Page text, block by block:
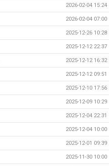
2026-02-04 15:24
2026-02-04 07:00
2025-12-26 10:28
2025-12-12 22:37
2025-12-12 16:32
2025-12-12 09:51
2025-12-10 17:56
2025-12-09 10:29
2025-12-04 22:31
2025-12-04 10:00
2025-12-01 09:39
2025-11-30 10:00